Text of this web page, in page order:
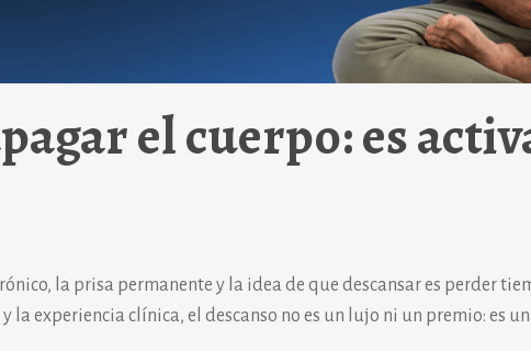
el cuerpo: es
la prisa permanente y la idea de que descansar es perder
experiencia clínica, el descanso no es un lujo ni un premio: es